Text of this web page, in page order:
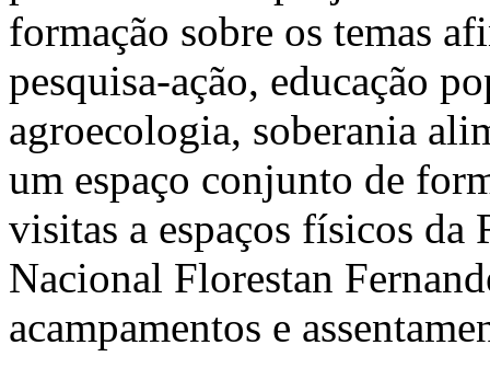
formação sobre os temas
pesquisa-ação, educação
agroecologia, soberania
um espaço conjunto de
visitas a espaços físicos
Nacional Florestan
acampamentos e